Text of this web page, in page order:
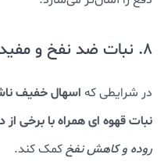
8. نبات ضد نفخ و مفید برای درمان اسهال
در شرایطی که اسهال خفیف
نبات قهوه‌ ای همراه با برخی
روده و کاهش نفخکمک کند.